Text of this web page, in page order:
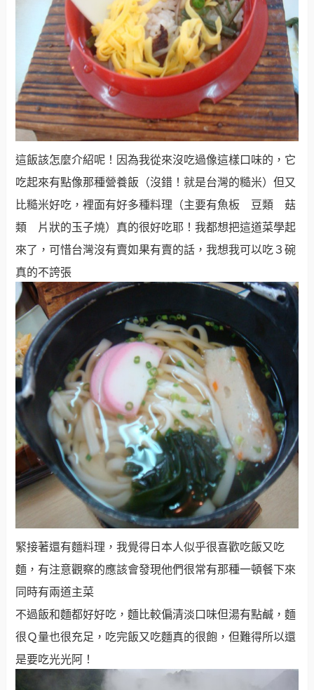
這飯該怎麼介紹呢！因為我從來沒吃過像這樣口味的，它
吃起來有點像那種營養飯（沒錯！就是台灣的糙米）但又
比糙米好吃，裡面有好多種料理（主要有魚板 豆類 菇
類 片狀的玉子燒）真的很好吃耶！我都想把這道菜學起
來了，可惜台灣沒有賣如果有賣的話，我想我可以吃３碗
真的不誇張
緊接著還有麵料理，我覺得日本人似乎很喜歡吃飯又吃
麵，有注意觀察的應該會發現他們很常有那種一頓餐下來
同時有兩道主菜
不過飯和麵都好好吃，麵比較偏清淡口味但湯有點鹹，麵
很Ｑ量也很充足，吃完飯又吃麵真的很飽，但難得所以還
是要吃光光阿！